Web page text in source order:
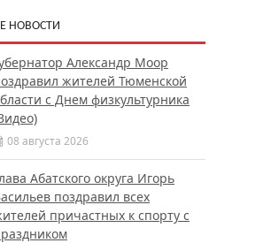
НОВОСТИ
Александр Моор
жителей Тюменской
с Днем физкультурника
08 августа 2026
Абатского округа Игорь
поздравил всех
причастных к спорту с